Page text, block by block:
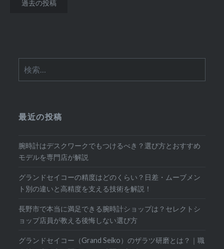
ビ
ョ
ン
過去の投稿
索:
最近の投稿
腕時計はデスクワークでもつけるべき？選び方とおすすめ
モデルを専門店が解説
グランドセイコーの精度はどのくらい？日差・ムーブメン
ト別の違いと高精度を支える技術を解説！
長野市で本当に満足できる腕時計ショップは？セレクトシ
ョップ店員が教える後悔しない選び方
グランドセイコー（Grand Seiko）のザラツ研磨とは？｜職